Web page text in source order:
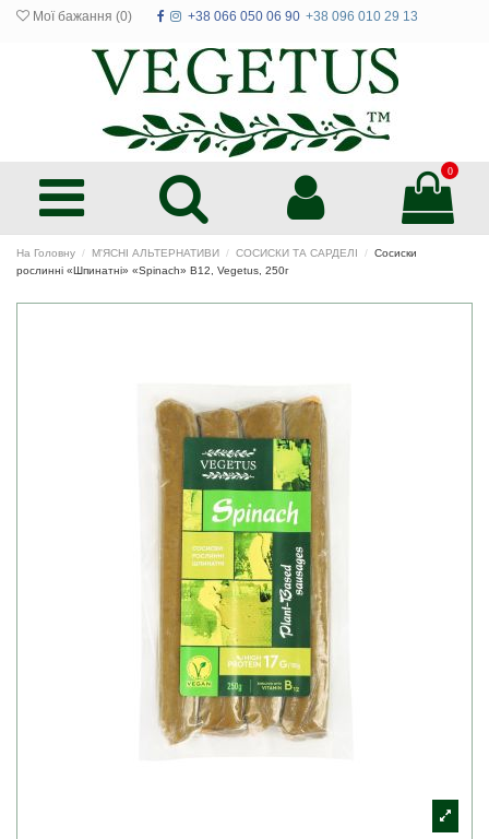
Мої бажання (0) +38 066 050 06 90 +38 096 010 29 13
0
На Головну М'ЯСНІ АЛЬТЕРНАТИВИ СОСИСКИ ТА САРДЕЛІ
Сосиски
рослинні «Шпинатні» «Spinach» В12, Vegetus, 250г